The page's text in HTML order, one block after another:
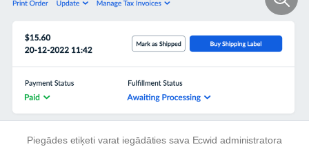
Piegādes etiķeti varat iegādāties sava Ecwid administratora